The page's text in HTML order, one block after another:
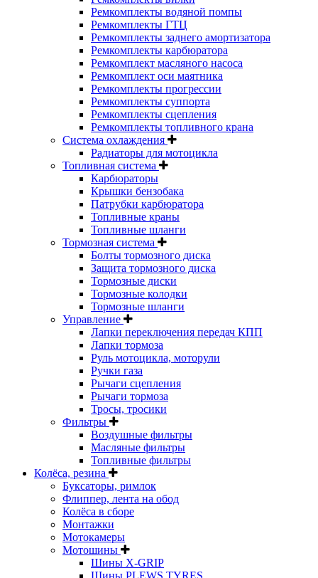
Ремкомплекты водяной помпы
Ремкомплекты ГТЦ
Ремкомплекты заднего амортизатора
Ремкомплекты карбюратора
Ремкомплект масляного насоса
Ремкомплект оси маятника
Ремкомплекты прогрессии
Ремкомплекты суппорта
Ремкомплекты сцепления
Ремкомплекты топливного крана
Система охлаждения
Радиаторы для мотоцикла
Топливная система
Карбюраторы
Крышки бензобака
Патрубки карбюратора
Топливные краны
Топливные шланги
Тормозная система
Болты тормозного диска
Защита тормозного диска
Тормозные диски
Тормозные колодки
Тормозные шланги
Управление
Лапки переключения передач КПП
Лапки тормоза
Руль мотоцикла, моторули
Ручки газа
Рычаги сцепления
Рычаги тормоза
Тросы, тросики
Фильтры
Воздушные фильтры
Масляные фильтры
Топливные фильтры
Колёса, резина
Буксаторы, римлок
Флиппер, лента на обод
Колёса в сборе
Монтажки
Мотокамеры
Мотошины
Шины X-GRIP
Шины PLEWS TYRES